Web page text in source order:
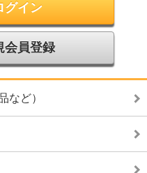
グイン
会員登録
など）